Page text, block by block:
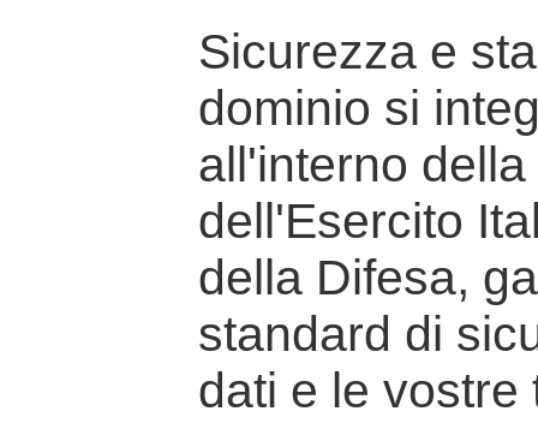
Sicurezza e
dominio si
all'interno
dell'Esercito
della Difesa,
standard di
dati e le vostre